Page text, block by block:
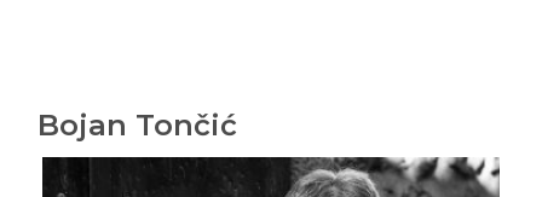
Bojan Tončić